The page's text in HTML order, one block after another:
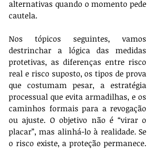
alternativas quando o momento pede
cautela.
Nos tópicos seguintes, vamos
destrinchar a lógica das medidas
protetivas, as diferenças entre risco
real e risco suposto, os tipos de prova
que costumam pesar, a estratégia
processual que evita armadilhas, e os
caminhos formais para a revogação
ou ajuste. O objetivo não é “virar o
placar”, mas alinhá-lo à realidade. Se
o risco existe, a proteção permanece.